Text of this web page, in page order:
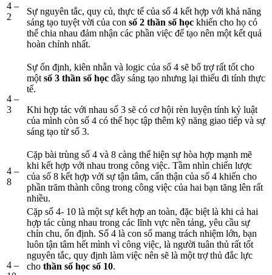
4 –
2
Sự nguyên tắc, quy củ, thực tế của số 4 kết hợp với khả năng
sáng tạo tuyệt vời của con số 2 thần số học khiến cho họ có
thể chia nhau đảm nhận các phần việc để tạo nên một kết quả
hoàn chỉnh nhất.
4 –
3
Sự ổn định, kiên nhẫn và logic của số 4 sẽ bổ trợ rất tốt cho
một số 3 thần số học đầy sáng tạo nhưng lại thiếu đi tính thực
tế.
Khi hợp tác với nhau số 3 sẽ có cơ hội rèn luyện tính kỷ luật
của mình còn số 4 có thể học tập thêm kỹ năng giao tiếp và sự
sáng tạo từ số 3.
4 –
8
Cặp bài trùng số 4 và 8 càng thể hiện sự hòa hợp mạnh mẽ
khi kết hợp với nhau trong công việc. Tầm nhìn chiến lược
của số 8 kết hợp với sự tận tâm, cẩn thận của số 4 khiến cho
phần trăm thành công trong công việc của hai bạn tăng lên rất
nhiều.
4 –
Cặp số 4- 10 là một sự kết hợp an toàn, đặc biệt là khi cả hai
hợp tác cùng nhau trong các lĩnh vực nền tảng, yêu cầu sự
chỉn chu, ổn định. Số 4 là con số mang trách nhiệm lớn, bạn
luôn tận tâm hết mình vì công việc, là người tuân thủ rất tốt
nguyên tắc, quy định làm việc nên sẽ là một trợ thủ đắc lực
cho thần số học số 10.